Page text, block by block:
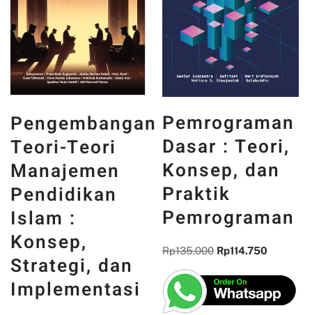
Pemrograman
Dasar : Teori,
Konsep, dan
Praktik
Pemrograman
Rp 135.000
DAN WAJAH
INDONESIA :
MEMORI,
DAN
REFLEKSI
Rp300.000 Rp255.000